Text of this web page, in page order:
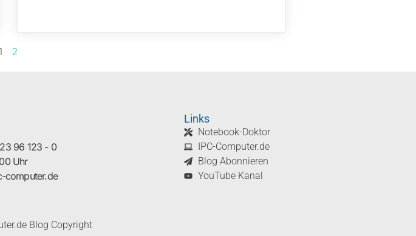
2
96 123 - 0
Uhr
computer.de
Links
Notebook-Doktor
IPC-Computer.de
Blog Abonnieren
YouTube Kanal
Blog Copyright